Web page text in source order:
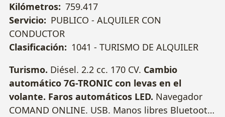
Kilómetros: 759.417
Servicio: PUBLICO - ALQUILER CON
CONDUCTOR
Clasificación: 1041 - TURISMO DE ALQUILER
Turismo. Diésel. 2.2 cc. 170 CV. Cambio
automático 7G-TRONIC con levas en el
volante. Faros automáticos LED. Navegador
COMAND ONLINE. USB. Manos libres Bluetooth.